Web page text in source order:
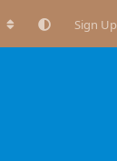
Sign Up